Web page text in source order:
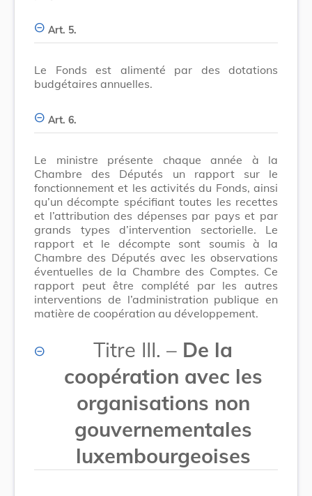
Art. 5.
Le Fonds est alimenté par des dotations
budgétaires annuelles.
Art. 6.
Le ministre présente chaque année à la
Chambre des Députés un rapport sur le
fonctionnement et les activités du Fonds, ainsi
qu’un décompte spécifiant toutes les recettes
et l’attribution des dépenses par pays et par
grands types d’intervention sectorielle. Le
rapport et le décompte sont soumis à la
Chambre des Députés avec les observations
éventuelles de la Chambre des Comptes. Ce
rapport peut être complété par les autres
interventions de l’administration publique en
matière de coopération au développement.
Titre III. – De la
coopération avec les
organisations non
gouvernementales
luxembourgeoises